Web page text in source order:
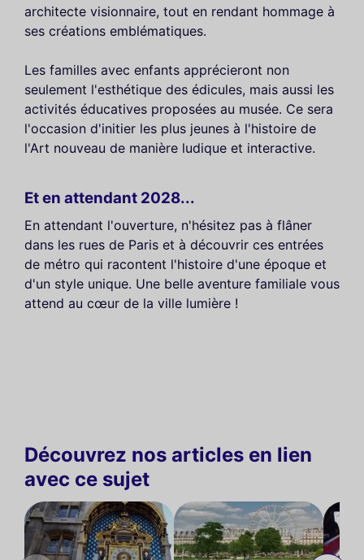
architecte visionnaire, tout en rendant hommage à
ses créations emblématiques.
Les familles avec enfants apprécieront non
seulement l'esthétique des édicules, mais aussi les
activités éducatives proposées au musée. Ce sera
l'occasion d'initier les plus jeunes à l'histoire de
l'Art nouveau de manière ludique et interactive.
Et en attendant 2028...
En attendant l'ouverture, n'hésitez pas à flâner
dans les rues de Paris et à découvrir ces entrées
de métro qui racontent l'histoire d'une époque et
d'un style unique. Une belle aventure familiale vous
attend au cœur de la ville lumière !
Découvrez nos articles en lien
avec ce sujet